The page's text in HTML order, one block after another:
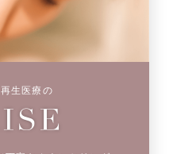
生医療の